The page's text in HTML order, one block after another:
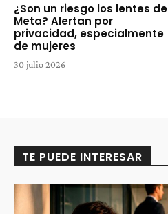
¿Son un riesgo los lentes de
Meta? Alertan por
privacidad, especialmente
de mujeres
30 julio 2026
TE PUEDE INTERESAR